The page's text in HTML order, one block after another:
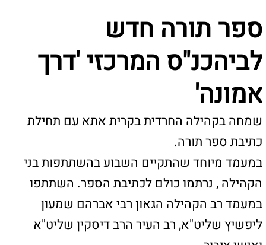
במעמד מיוחד שהתקיים השבוע בהשתתפות בני
הקהילה , נרתמו כולם לכתיבת הספר. השתתפו
במעמד רב הקהילה הגאון רבי אברהם שמעון
ליפשיץ שליט"א, רב העיר הרב דיסקין שליט"א